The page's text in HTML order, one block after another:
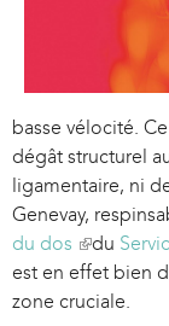
basse vélocité.
dégât structurel
ligamentaire, ni
Genevay,
du dos (
l
i
du
est en effet bien
zone cruciale.